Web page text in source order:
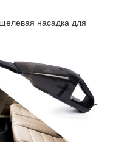
насадка для